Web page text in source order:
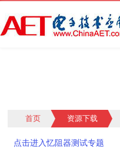
首页 资源下载
点击进入忆阻器测试专题